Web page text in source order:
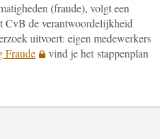
(fraude), volgt een
CvB de verantwoordelijkheid
uitvoert: eigen medewerkers
Fraude
vind je het stappenplan